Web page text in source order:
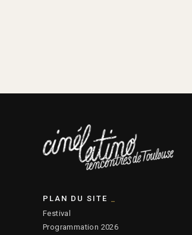
PLAN DU SITE
Festival
Programmation 2026